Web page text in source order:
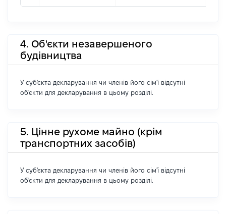
4. Об'єкти незавершеного
будівництва
У суб'єкта декларування чи членів його сім'ї відсутні
об'єкти для декларування в цьому розділі.
5. Цінне рухоме майно (крім
транспортних засобів)
У суб'єкта декларування чи членів його сім'ї відсутні
об'єкти для декларування в цьому розділі.